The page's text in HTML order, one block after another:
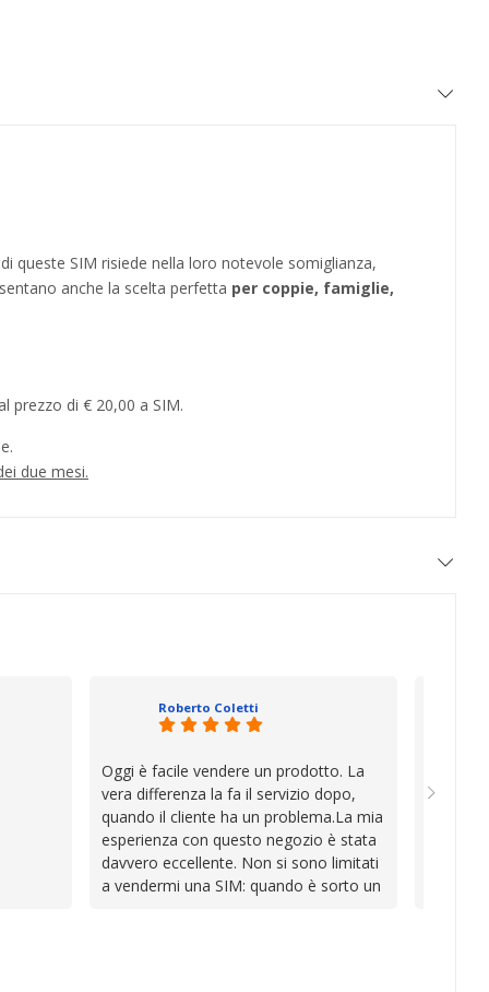
queste SIM risiede nella loro notevole somiglianza,
anche la scelta perfetta per coppie, famiglie,
prezzo di € 20,00 a SIM.
due mesi.
Roberto Coletti
Oggi è facile vendere un prodotto. La
vera differenza la fa il servizio dopo,
quando il cliente ha un problema.La mia
esperienza con questo negozio è stata
davvero eccellente. Non si sono limitati
a vendermi una SIM: quando è sorto un
sono